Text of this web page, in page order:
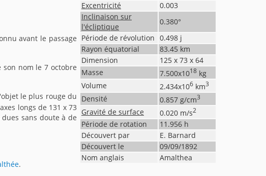
Excentricité
0.003
Inclinaison sur
l'écliptique
0.380°
Période de révolution 0.498 j
Rayon équatorial
83.45 km
Dimension
125 x 73 x 64
Masse
7.500x1018 kg
Volume
2.434x106 km3
Densité 0.857 g/cm3
Gravité de surface 0.020 m/s2
Période de rotation 11.956 h
Découvert par
E. Barnard
Découvert le
09/09/1892
Nom anglais
Amalthea
avant le passage
nom le 7 octobre
le plus rouge du
longs de 131 x 73
sans doute à de
.